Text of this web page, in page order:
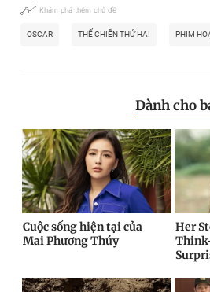
Khám phá thêm chủ đề
OSCAR THẾ CHIẾN THỨ HAI PHIM